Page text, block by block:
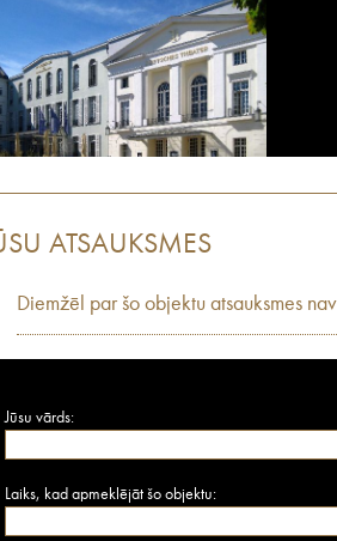
ATSAUKSMES
Diemžēl par šo objektu atsauksmes
Jūsu vārds:
Laiks, kad apmeklējāt šo objektu: